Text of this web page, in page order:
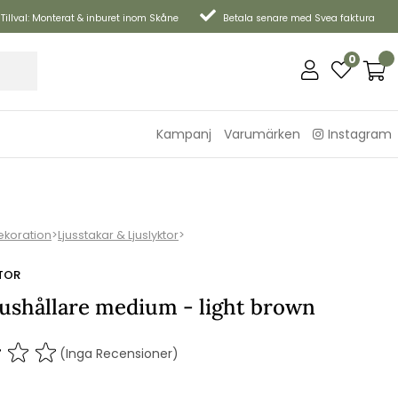
Tillval: Monterat & inburet inom Skåne Betala senare med Svea faktura
0
Kampanj Varumärken Instagram
>Ljusstakar & Ljuslyktor>
medium - light brown
(Inga Recensioner)